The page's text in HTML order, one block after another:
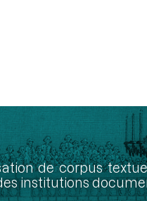
de corpus
institutions